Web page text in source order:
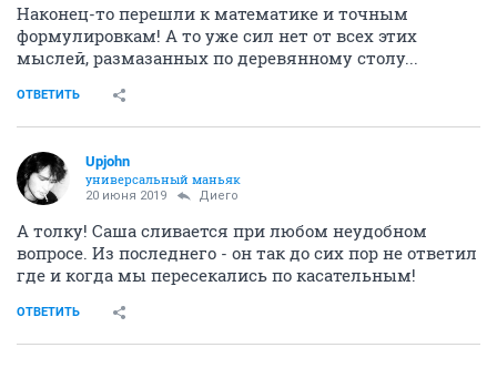
Наконец-то перешли к математике и точным
формулировкам! А то уже сил нет от всех этих
мыслей, размазанных по деревянному столу...
ОТВЕТИТЬ
Upjohn
универсальный маньяк
20 июня 2019 Диего
А толку! Саша сливается при любом неудобном
вопросе. Из последнего - он так до сих пор не ответил
где и когда мы пересекались по касательным!
ОТВЕТИТЬ